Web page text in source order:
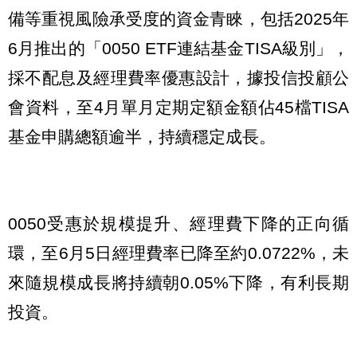
備等重視風險承受度的資金青睞，包括2025年
6月推出的「0050 ETF連結基金TISA級別」，
採不配息及經理費率優惠設計，據投信投顧公
會資料，至4月單月定期定額金額佔45檔TISA
基金申購總額逾半，持續穩定成長。
0050受惠於規模提升、經理費下降的正向循
環，至6月5日經理費率已降至約0.0722%，未
來隨規模成長將持續朝0.05%下降，有利長期
投資。